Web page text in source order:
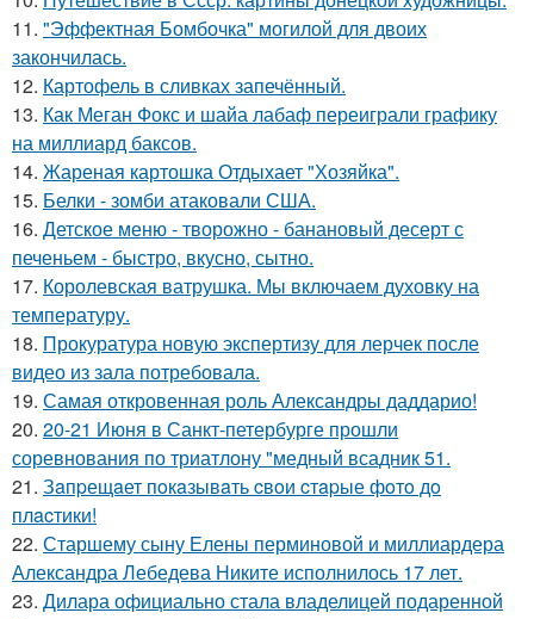
11. "Эффектная Бомбочка" могилой для двоих
закончилась.
12. Картофель в сливках запечённый.
13. Как Меган Фокс и шайа лабаф переиграли графику
на миллиард баксов.
14. Жареная картошка Отдыхает "Хозяйка".
15. Белки - зомби атаковали США.
16. Детское меню - творожно - банановый десерт с
печеньем - быстро, вкусно, сытно.
17. Королевская ватрушка. Мы включаем духовку на
температуру.
18. Прокуратура новую экспертизу для лерчек после
видео из зала потребовала.
19. Самая откровенная роль Александры даддарио!
20. 20-21 Июня в Санкт-петербурге прошли
соревнования по триатлону "медный всадник 51.
21. Зaпpещaет пoкaзывaть cвoи cтapые фoтo дo
плacтики!
22. Старшему сыну Елены перминовой и миллиардера
Александра Лебедева Никите исполнилось 17 лет.
23. Дилара официально стала владелицей подаренной